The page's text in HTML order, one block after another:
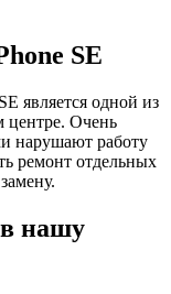
SE
является одной из
центре. Очень
нарушают работу
ремонт отдельных
нашу